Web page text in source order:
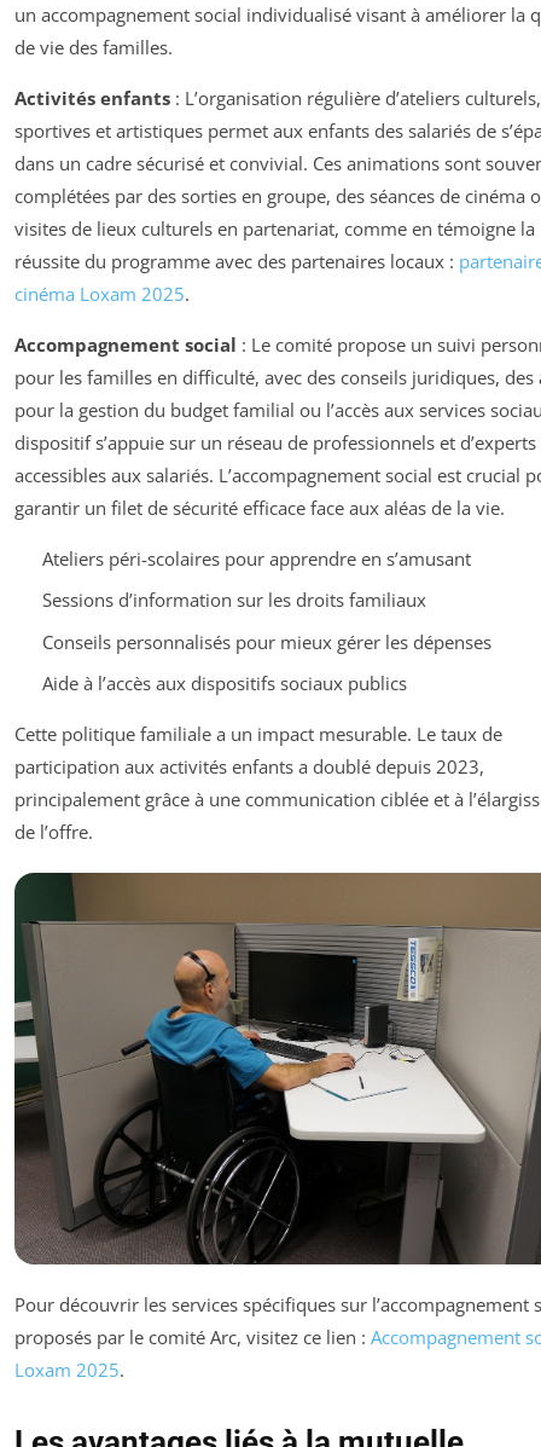
un accompagnement social individualisé visant à améliorer la
de vie des familles.
Activités enfants : L’organisation régulière d’ateliers culturels,
sportives et artistiques permet aux enfants des salariés de
dans un cadre sécurisé et convivial. Ces animations sont
complétées par des sorties en groupe, des séances de cinéma
visites de lieux culturels en partenariat, comme en témoigne la
réussite du programme avec des partenaires locaux :
cinéma Loxam 2025.
Accompagnement social : Le comité propose un suivi
pour les familles en difficulté, avec des conseils juridiques, des
pour la gestion du budget familial ou l’accès aux services
dispositif s’appuie sur un réseau de professionnels et d’experts
accessibles aux salariés. L’accompagnement social est crucial
garantir un filet de sécurité efficace face aux aléas de la vie.
Ateliers péri-scolaires pour apprendre en s’amusant
Sessions d’information sur les droits familiaux
Conseils personnalisés pour mieux gérer les dépenses
Aide à l’accès aux dispositifs sociaux publics
Cette politique familiale a un impact mesurable. Le taux de
participation aux activités enfants a doublé depuis 2023,
principalement grâce à une communication ciblée et à
de l’offre.
Pour découvrir les services spécifiques sur l’accompagnement
proposés par le comité Arc, visitez ce lien : Accompagnement
Loxam 2025.